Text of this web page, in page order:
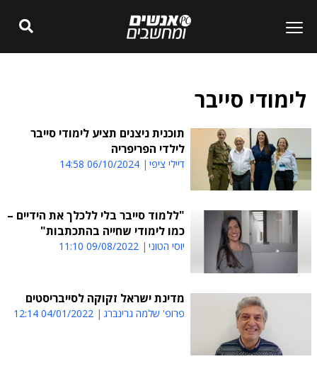
לימודי סייבר
תוכנית ניצנים תציע לימודי סייבר
לילדי הפריפריה
דיילי ציפי 06/10/2024 14:58
"ללמוד סייבר בלי ללכלך את הידיים –
כמו לימודי שחייה בהתכתבות"
יוסי הטוני 09/08/2022 11:10
מדינת ישראל זקוקה לסייבריסטים
פרופ' שלמה גרינברג 04/01/2022 12:14